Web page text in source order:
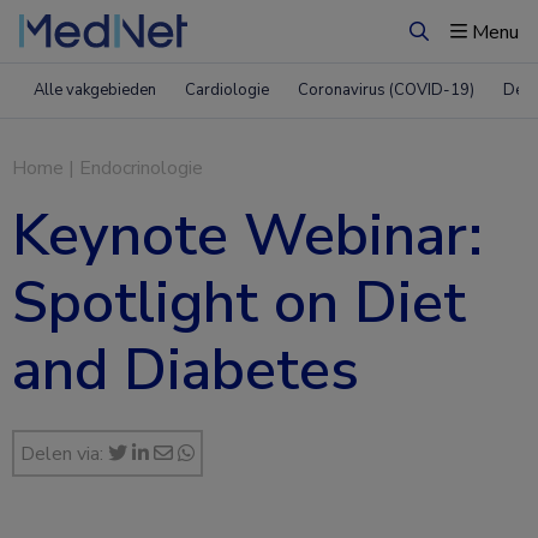
ZoekenMenu
Alle vakgebieden Cardiologie Coronavirus (COVID-19)
Home | Endocrinologie
Keynote Webinar:
Spotlight on Diet
and Diabetes
Delen via: